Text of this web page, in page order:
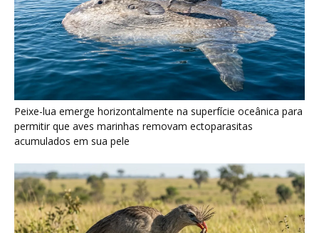
Seriema utiliza pernas longas e arremessa serpentes contra
rochas para subjugar presas peçonhentas nos campos